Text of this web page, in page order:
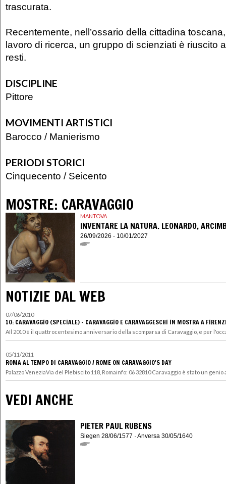
trascurata.
Recentemente, nell’ossario della cittadina
lavoro di ricerca, un gruppo di scienziati è riuscito
resti.
DISCIPLINE
Pittore
MOVIMENTI ARTISTICI
Barocco / Manierismo
PERIODI STORICI
Cinquecento / Seicento
MOSTRE: CARAVAGGIO
MANTOVA
INVENTARE LA NATURA. LEONARDO,
26/09/2026 - 10/01/2027
NOTIZIE DAL WEB
07/06/2010
10: CARAVAGGIO (SPECIALE) - CARAVAGGIO E CARAVAGGESCHI IN MOSTRA A
AIl 2010 è il quattrocentesimo anniversario della scomparsa di Caravaggio, e per
05/11/2011
ROMA AL TEMPO DI CARAVAGGIO / ROME ON CARAVAGGIO'S DAY
Palazzo VeneziaVia del Plebiscito 118, Romainfo: 06 32810 Caravaggio è stato un
VEDI ANCHE
PIETER PAUL RUBENS
Siegen 28/06/1577 · Anversa 30/05/1640